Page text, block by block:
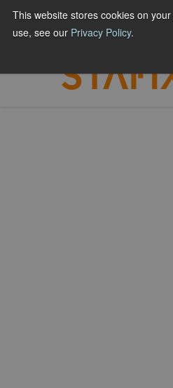
This website stores cookies on
use, see our Privacy Policy.
Hyppää
sisältöön
FÜR DRUCKEREIEN